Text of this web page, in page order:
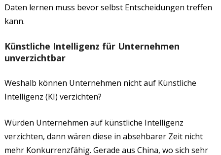
Daten lernen muss bevor selbst Entscheidungen treffen
kann.
Künstliche Intelligenz für Unternehmen
unverzichtbar
Weshalb können Unternehmen nicht auf Künstliche
Intelligenz (KI) verzichten?
Würden Unternehmen auf künstliche Intelligenz
verzichten, dann wären diese in absehbarer Zeit nicht
mehr Konkurrenzfähig. Gerade aus China, wo sich sehr